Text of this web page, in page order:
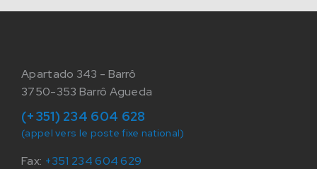
Apartado 343 - Barrô
3750-353 Barrô Agueda
(+351) 234 604 628
(appel vers le poste fixe national)
Fax: +351 234 604 629